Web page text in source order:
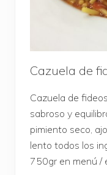
Cazuela de
Cazuela de
sabroso y
pimiento seco,
lento todos los
750gr en menú /